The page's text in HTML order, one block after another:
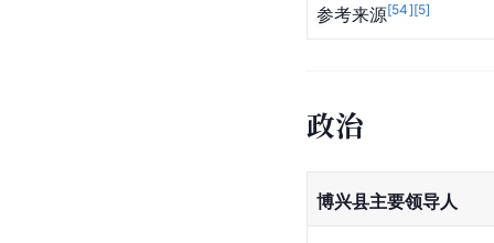
参考来源[54][5]
政治
博兴县主要领导人